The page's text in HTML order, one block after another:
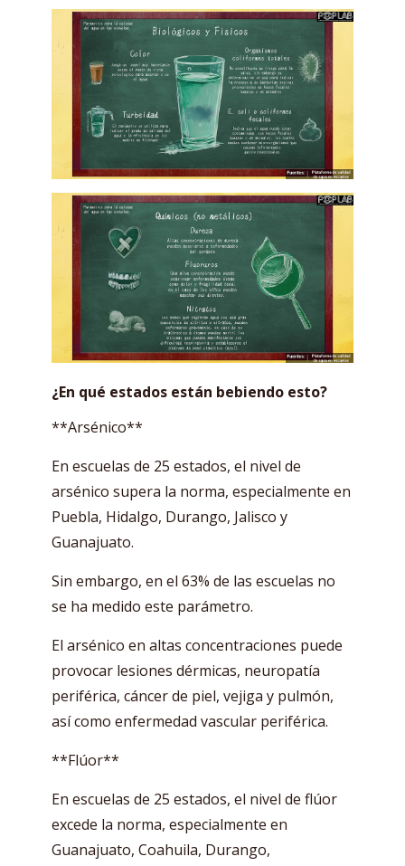
¿En qué estados están bebiendo esto?
**Arsénico**
En escuelas de 25 estados, el nivel de
arsénico supera la norma, especialmente en
Puebla, Hidalgo, Durango, Jalisco y
Guanajuato.
Sin embargo, en el 63% de las escuelas no
se ha medido este parámetro.
El arsénico en altas concentraciones puede
provocar lesiones dérmicas, neuropatía
periférica, cáncer de piel, vejiga y pulmón,
así como enfermedad vascular periférica.
**Flúor**
En escuelas de 25 estados, el nivel de flúor
excede la norma, especialmente en
Guanajuato, Coahuila, Durango,